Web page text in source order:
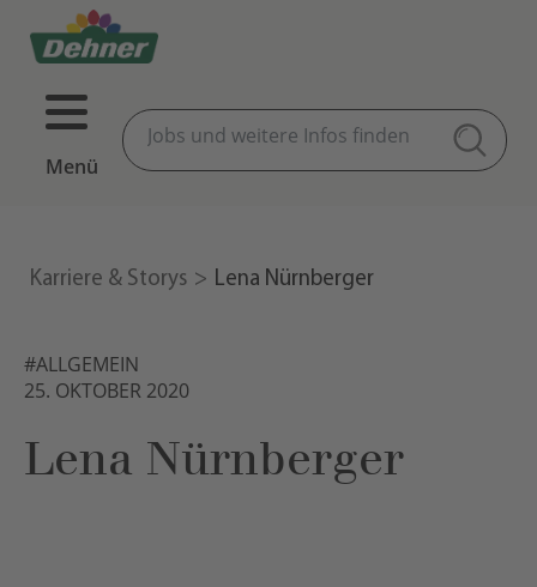
Menü
Karriere & Storys Lena Nürnberger
#ALLGEMEIN
25. OKTOBER 2020
Lena Nürnberger